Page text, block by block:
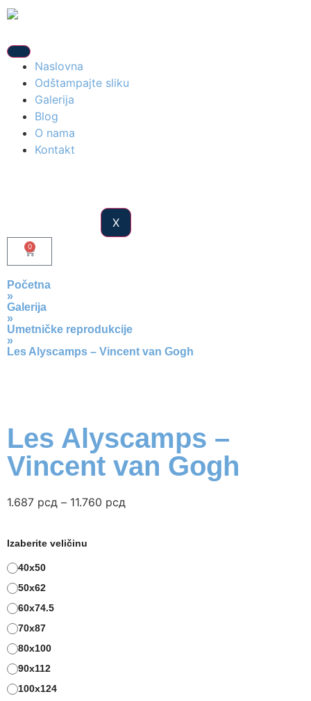
Naslovna
Odštampajte sliku
Galerija
Blog
O nama
Kontakt
X
0
Početna
»
Galerija
»
Umetničke reprodukcije
»
Les Alyscamps – Vincent van Gogh
Les Alyscamps –
Vincent van Gogh
1.687 рсд – 11.760 рсд
Izaberite veličinu
40x50
50x62
60x74.5
70x87
80x100
90x112
100x124